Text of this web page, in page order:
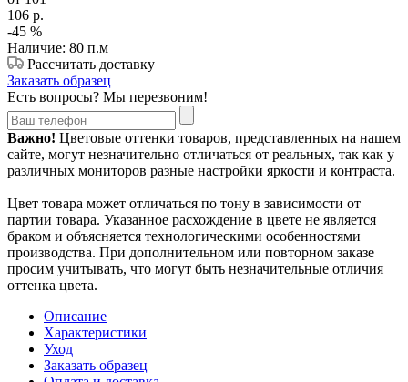
106 р.
-45 %
Наличие: 80 п.м
Рассчитать доставку
Заказать образец
Есть вопросы? Мы перезвоним!
Важно! Цветовые оттенки товаров, представленных на нашем
сайте, могут незначительно отличаться от реальных, так как у
различных мониторов разные настройки яркости и контраста.
Цвет товара может отличаться по тону в зависимости от
партии товара. Указанное расхождение в цвете не является
браком и объясняется технологическими особенностями
производства. При дополнительном или повторном заказе
просим учитывать, что могут быть незначительные отличия
оттенка цвета.
Описание
Характеристики
Уход
Заказать образец